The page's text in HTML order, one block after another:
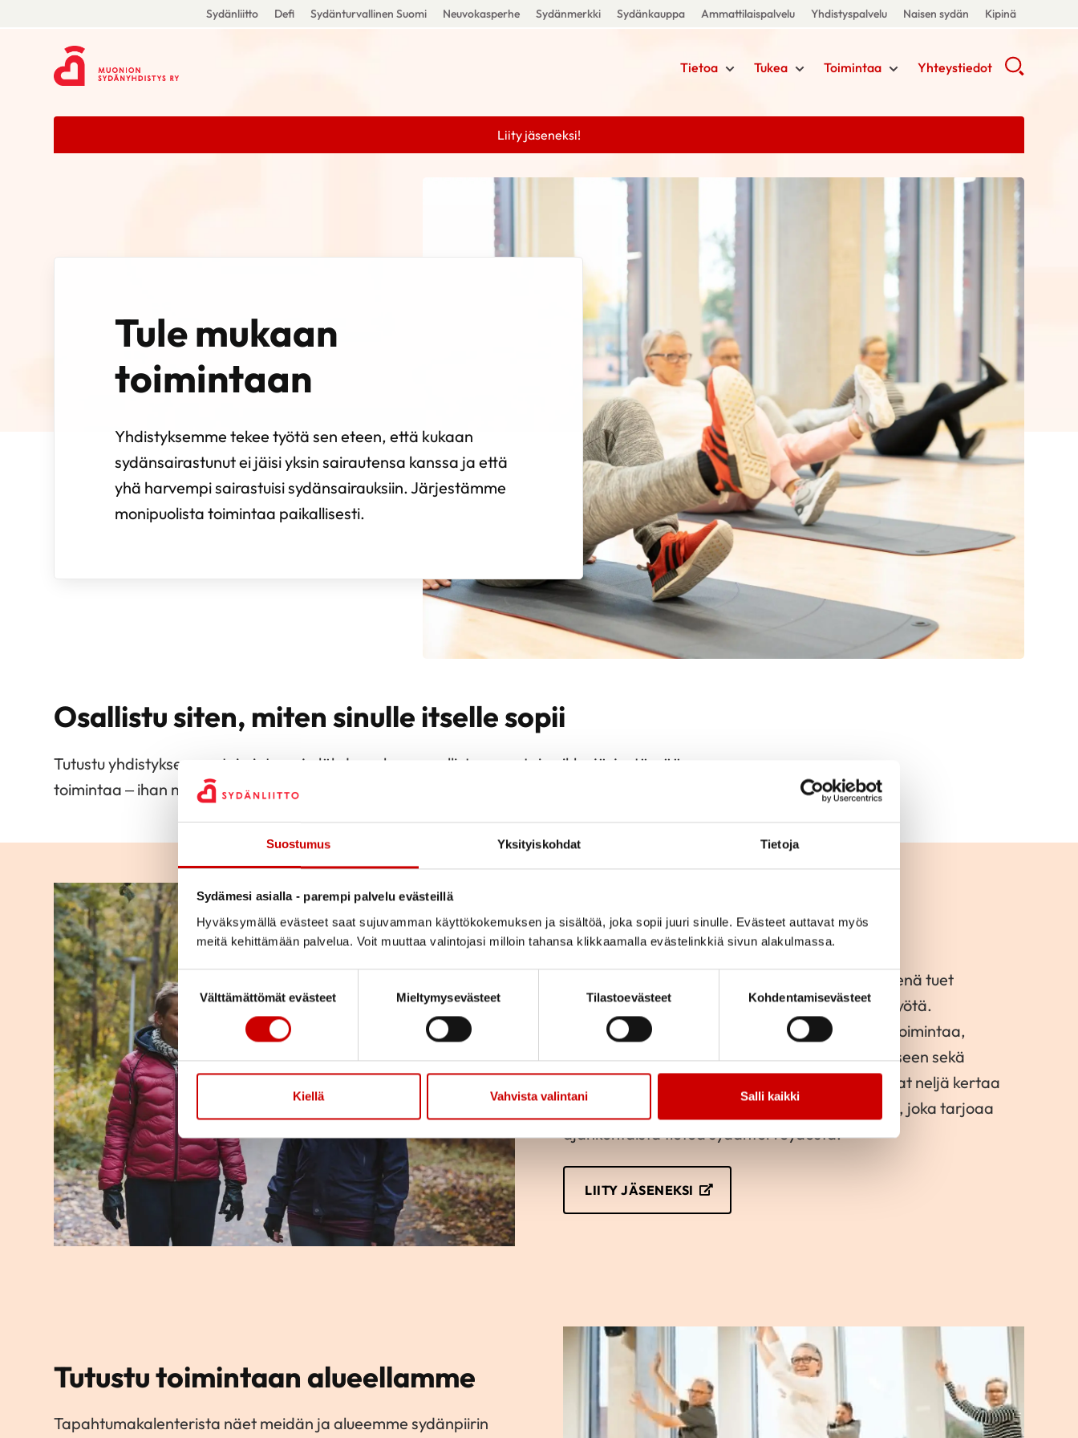
Suostumus Yksityiskohdat Tietoja
Sydämesi asialla - parempi palvelu evästeillä
Hyväksymällä evästeet saat sujuvamman käyttökokemuksen ja sisältöä, joka sopii juuri sinulle. Evästeet auttavat myös
meitä kehittämään palvelua. Voit muuttaa valintojasi milloin tahansa klikkaamalla evästelinkkiä sivun alakulmassa.
Suostumuksen valinta
Välttämättömät evästeet
Mieltymysevästeet Tilastoevästeet Kohdentamisevästeet
Kiellä Vahvista valintani Salli kaikki
Sydänliitto Defi Sydänturvallinen Suomi Neuvokasperhe Sydänmerkki Sydänkauppa Ammattilaispalvelu Yhdistyspalvelu Naisen sydän Kipinä
Tietoa Tukea Toimintaa Yhteystiedot
Liity jäseneksi!
Tule mukaan
toimintaan
Yhdistyksemme tekee työtä sen eteen, että kukaan
sydänsairastunut ei jäisi yksin sairautensa kanssa ja että
yhä harvempi sairastuisi sydänsairauksiin. Järjestämme
monipuolista toimintaa paikallisesti.
Osallistu siten, miten sinulle itselle sopii
Tutustu yhdistyksemme toimintaan ja lähde mukaan osallistumaan tai vaikka järjestämään
toimintaa – ihan miten vain itse haluat.
Liity jäseneksi
Jäsenenä olet osa suurta sydänyhteisöä. Jäsenenä tuet
paikallista, alueellista ja valtakunnallista sydäntyötä.
Järjestämme yhdessä alueemme piirin kanssa toimintaa,
tarjoamme mahdollisuuden kokemusten jakamiseen sekä
annamme vertaistukea. Liittymällä jäseneksi saat neljä kertaa
vuodessa ilmestyvän laadukkaan Sydän-lehden, joka tarjoaa
ajankohtaista tietoa sydänterveydestä.
LIITY JÄSENEKSI
Tutustu toimintaan alueellamme
Tapahtumakalenterista näet meidän ja alueemme sydänpiirin